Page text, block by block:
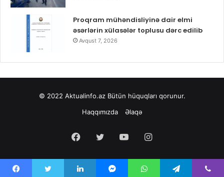
Proqram mühəndisliyinə dair elmi
əsərlərin xülasələr toplusu dərc edilib
Avqust 7, 2026
© 2022 Aktualinfo.azBütün hüquqları qorunur.
Haqqımızda
Əlaqə
Facebook
Twitter YouTubeInstagram